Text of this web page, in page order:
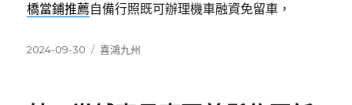
橋當鋪推薦自備行照既可辦理機車融資免留車，
發
2024-09-30
分
喜鴻九州